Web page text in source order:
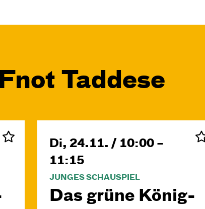
Taddese
Di, 24.11. / 10:00 –
11:15
JUNGES SCHAUSPIEL
Das grüne König­